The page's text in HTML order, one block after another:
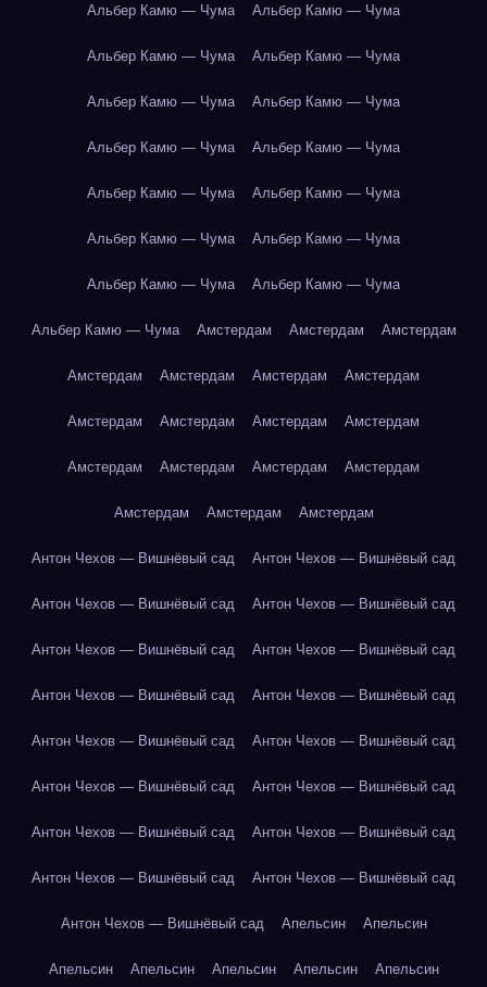
Альбер Камю — Чума Альбер Камю — Чума
Альбер Камю — Чума Альбер Камю — Чума
Альбер Камю — Чума Альбер Камю — Чума
Альбер Камю — Чума Альбер Камю — Чума
Альбер Камю — Чума Альбер Камю — Чума
Альбер Камю — Чума Альбер Камю — Чума
Альбер Камю — Чума Альбер Камю — Чума
Альбер Камю — Чума Амстердам Амстердам Амстердам
Амстердам Амстердам Амстердам Амстердам
Амстердам Амстердам Амстердам Амстердам
Амстердам Амстердам Амстердам Амстердам
Амстердам Амстердам Амстердам
Антон Чехов — Вишнёвый сад Антон Чехов — Вишнёвый сад
Антон Чехов — Вишнёвый сад Антон Чехов — Вишнёвый сад
Антон Чехов — Вишнёвый сад Антон Чехов — Вишнёвый сад
Антон Чехов — Вишнёвый сад Антон Чехов — Вишнёвый сад
Антон Чехов — Вишнёвый сад Антон Чехов — Вишнёвый сад
Антон Чехов — Вишнёвый сад Антон Чехов — Вишнёвый сад
Антон Чехов — Вишнёвый сад Антон Чехов — Вишнёвый сад
Антон Чехов — Вишнёвый сад Антон Чехов — Вишнёвый сад
Антон Чехов — Вишнёвый сад Апельсин Апельсин
Апельсин Апельсин Апельсин Апельсин Апельсин